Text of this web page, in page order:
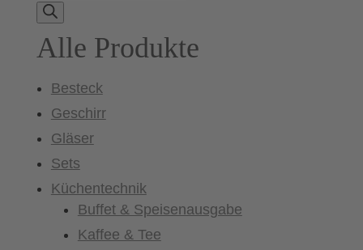
search
Alle Produkte
Besteck
Geschirr
Gläser
Sets
Küchentechnik
Buffet & Speisenausgabe
Kaffee & Tee